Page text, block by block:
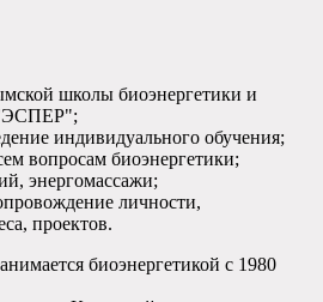
школы биоэнергетики и
"ЭСПЕР";
индивидуального обучения;
вопросам биоэнергетики;
энергомассажи;
личности,
проектов.
биоэнергетикой с 1980